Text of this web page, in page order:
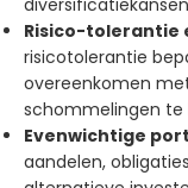
Risico-tolerantie
risicotolerantie
overeenkomen
schommelingen te
Evenwichtige
aandelen,